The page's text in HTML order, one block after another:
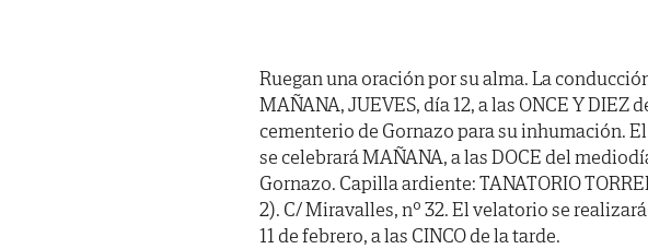
Ruegan una oración por su alma. La
MAÑANA, JUEVES, día 12, a las ONCE Y
cementerio de Gornazo para su inhumación.
se celebrará MAÑANA, a las DOCE del
Gornazo. Capilla ardiente: TANATORIO
2). C/ Miravalles, nº 32. El velatorio se
11 de febrero, a las CINCO de la tarde.